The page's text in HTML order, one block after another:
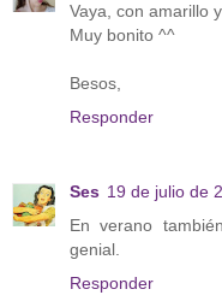
Vaya, con amarillo
Muy bonito ^^
Besos,
Responder
Ses 19 de julio de
En verano
genial.
Responder